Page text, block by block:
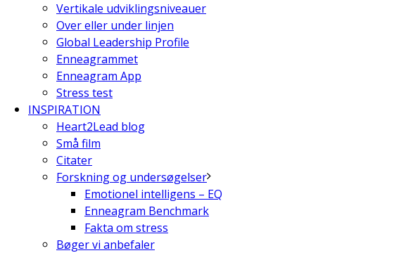
Vertikale udviklingsniveauer
Over eller under linjen
Global Leadership Profile
Enneagrammet
Enneagram App
Stress test
INSPIRATION
Heart2Lead blog
Små film
Citater
Forskning og undersøgelser
Emotionel intelligens – EQ
Enneagram Benchmark
Fakta om stress
Bøger vi anbefaler